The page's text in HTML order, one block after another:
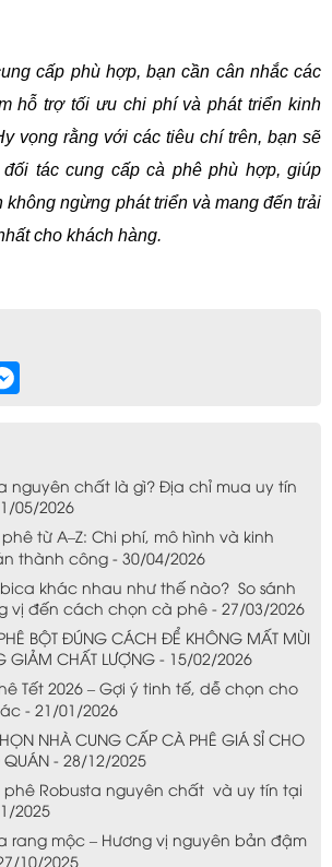
cấp phù hợp, bạn cần cân nhắc các
hỗ trợ tối ưu chi phí và phát triển kinh
vọng rằng với các tiêu chí trên, bạn sẽ
tác cung cấp cà phê phù hợp, giúp
không ngừng phát triển và mang đến trải
cho khách hàng.
nguyên chất là gì? Địa chỉ mua uy tín
05/2026
từ A–Z: Chi phí, mô hình và kinh
thành công - 30/04/2026
khác nhau như thế nào? So sánh
vị đến cách chọn cà phê - 27/03/2026
BỘT ĐÚNG CÁCH ĐỂ KHÔNG MẤT MÙI
GIẢM CHẤT LƯỢNG - 15/02/2026
Tết 2026 – Gợi ý tinh tế, dễ chọn cho
- 21/01/2026
NHÀ CUNG CẤP CÀ PHÊ GIÁ SỈ CHO
- 28/12/2025
Robusta nguyên chất và uy tín tại
2025
rang mộc – Hương vị nguyên bản đậm
10/2025